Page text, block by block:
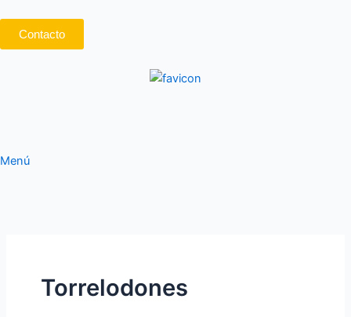
contenido
Contacto
Menú
Torrelodones